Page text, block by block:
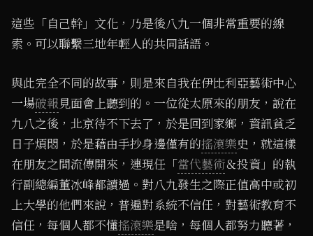
這些「自己幹」文化，乃是後八九一個非常重要的線
索。可以聯繫三地年輕人的共同話語。
與此完全不同的故事，則是來自我在伊比利亞藝術中心
一場破報見面會上聽到的。一位從太原來的朋友，說在
九八之後，北京待不下去了，於是回到家鄉，資訊貧乏
日子煩悶，於是藉由手抄身邊僅有的搖滾樂史，就這樣
在朋友之間流傳開來，連現任「當代藝術＆投資」的執
行副總編董冰峰都讀過。對八九發生之際正值高中或初
上大學的他們來說，普遍對系統不信任，對藝術教育不
信任，每個人都不懂搖滾樂是啥，每個人都努力聽著，